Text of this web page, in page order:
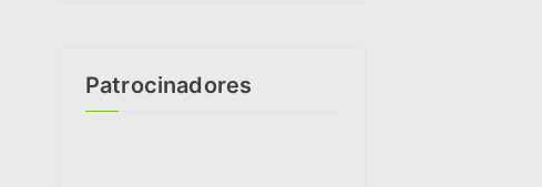
Patrocinadores